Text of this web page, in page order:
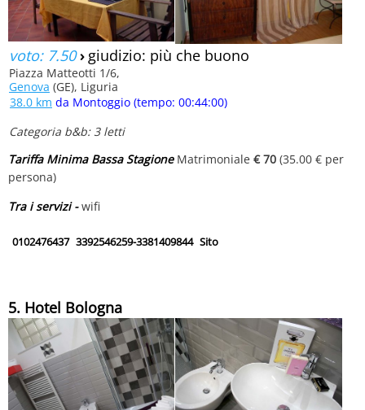
voto: 7.50› giudizio: più che buono
Piazza Matteotti 1/6,
Genova (GE), Liguria
38.0 km da Montoggio (tempo: 00:44:00)
Categoria b&b: 3 letti
Tariffa Minima Bassa StagioneMatrimoniale € 70 (35.00 € per
persona)
Tra i servizi -wifi
0102476437 3392546259-3381409844 Sito
5. Hotel Bologna